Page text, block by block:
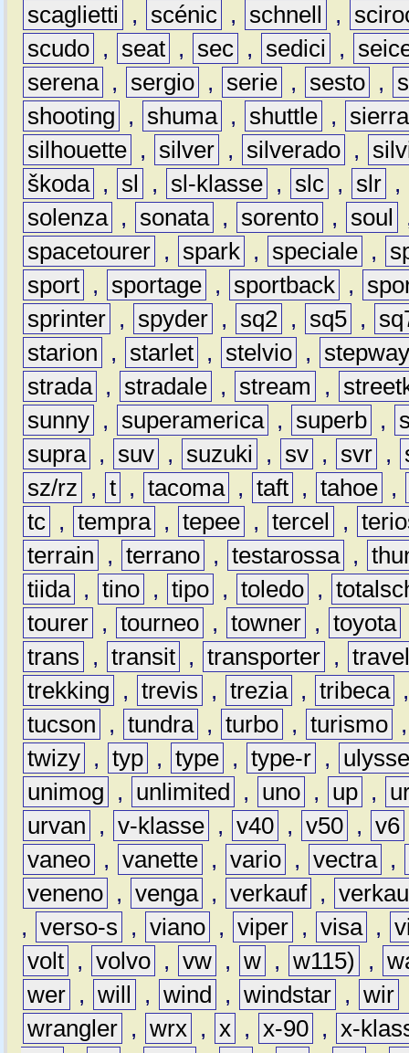
scaglietti
, scénic , schnell ,
scudo , seat , sec , sedici ,
serena , sergio , serie , sesto ,
shooting
, shuma , shuttle ,
sierra
silhouette , silver , silverado ,
škoda , sl , sl-klasse , slc , slr ,
solenza , sonata , sorento , soul
spacetourer , spark , speciale ,
sport , sportage , sportback ,
sprinter , spyder , sq2 , sq5 ,
starion
, starlet , stelvio ,
strada , stradale , stream ,
sunny , superamerica , superb ,
supra , suv , suzuki , sv , svr ,
sz/rz
, t , tacoma , taft , tahoe ,
tc , tempra , tepee , tercel ,
terrain
, terrano , testarossa ,
tiida , tino , tipo , toledo ,
tourer , tourneo , towner , toyota
trans
, transit , transporter ,
trekking
, trevis , trezia , tribeca
tucson
, tundra , turbo , turismo
twizy , typ , type , type-r ,
unimog
, unlimited , uno , up ,
urvan
, v-klasse , v40 , v50 , v6
vaneo , vanette , vario , vectra ,
veneno , venga , verkauf ,
, verso-s , viano , viper , visa ,
volt , volvo , vw , w , w115) ,
wer , will , wind , windstar , wir
wrangler , wrx , x , x-90 , x-